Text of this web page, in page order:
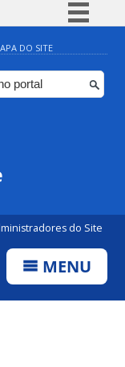
BR
DO SITE
do Site
MENU